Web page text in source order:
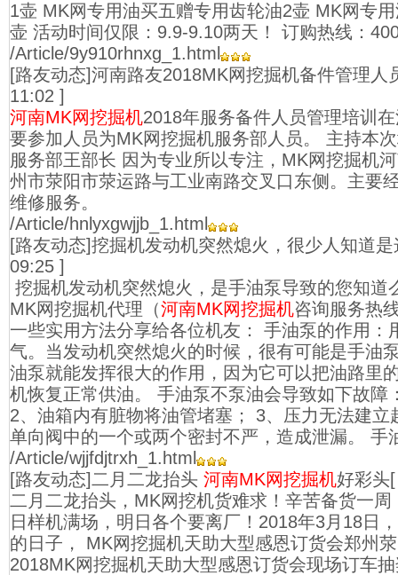
1壶 MK网专用油买五赠专用齿轮油2壶 MK网专
壶 活动时间仅限：9.9-9.10两天！ 订购热线：
/Article/9y910rhnxg_1.html
[路友动态]河南路友2018MK网挖掘机备件管理人
11:02 ]
河南MK网挖掘机2018年服务备件人员管理培训
要参加人员为MK网挖掘机服务部人员。 主持本
服务部王部长 因为专业所以专注，MK网挖掘机
州市荥阳市荥运路与工业南路交叉口东侧。主要
维修服务。
/Article/hnlyxgwjjb_1.html
[路友动态]挖掘机发动机突然熄火，很少人知道
09:25 ]
挖掘机发动机突然熄火，是手油泵导致的您知道
MK网挖掘机代理（河南MK网挖掘机咨询服务热
一些实用方法分享给各位机友： 手油泵的作用：
气。当发动机突然熄火的时候，很有可能是手油
油泵就能发挥很大的作用，因为它可以把油路里
机恢复正常供油。 手油泵不泵油会导致如下故障
2、油箱内有脏物将油管堵塞； 3、压力无法建立
单向阀中的一个或两个密封不严，造成泄漏。 手
/Article/wjjfdjtrxh_1.html
[路友动态]二月二龙抬头 河南MK网挖掘机好彩头
二月二龙抬头，MK网挖机货难求！辛苦备货一
日样机满场，明日各个要离厂！2018年3月18日
的日子， MK网挖掘机天助大型感恩订货会郑州
2018MK网挖掘机天助大型感恩订货会现场订车